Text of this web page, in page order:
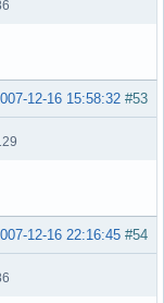
#53
12-16 15:58:32
#54
12-16 22:16:45